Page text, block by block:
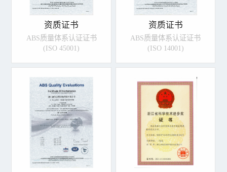
资质证书
ABS质量体系认证证书
(ISO 45001)
资质证书
ABS质量体系认证证书
(ISO 14001)